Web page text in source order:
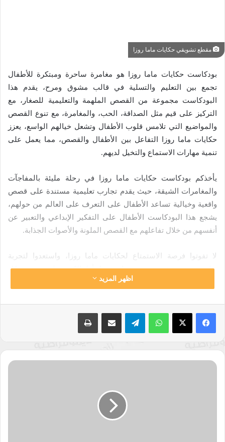
مقطع تشويقي حكايات ماما روزا
بودكاست حكايات ماما روزا هو مغامرة ساحرة ومبتكرة للأطفال
تجمع بين التعليم والتسلية في قالب مشوق ومرح، يقدم هذا
البودكاست مجموعة من القصص الملهمة والتعليمية للصغار، مع
التركيز على قيم مثل الصداقة، الحب، والمغامرة، مع تنوع القصص
والمواضيع التي تلامس قلوب الأطفال وتشعل خيالهم الواسع، يعزز
حكايات ماما روزا التفاعل بين الأطفال والقصص، مما يعمل على
تنمية مهارات الاستماع والتخيل لديهم.
يأخذكم بودكاست حكايات ماما روزا في رحلة مليئة بالمفاجآت
والمغامرات الشيقة، حيث يقدم تجارب تعليمية مستندة على قصص
واقعية وخيالية تساعد الأطفال على التعرف على العالم من حولهم،
يشجع هذا البودكاست الأطفال على التفكير الإبداعي والتعبير عن
أنفسهم من خلال تفاعلهم مع القصص الملونة والأصوات الجذابة.
لا تفوتوا فرصة الاستمتاع لحكايات ماما روزا، واستعدوا لتجربة
تعليمية ترفيهية فريدة من نوعها ستجعل أطفالكم ينتظرون بشوق كل
إشراف وتدريب عبيدة فرج الله ومن إنتاج
جودة عالية للبودكاست وتقديم معلومات دقيقة وموثوقة.
راديو النجاح
قصص ما قبل النوم
اظهر المزيد
واتساب تيلقرام مشاركة عبر البريد طباعة
مقدمة